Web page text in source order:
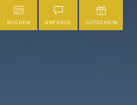
BUCHEN ANFRAGE GUTSCHEIN